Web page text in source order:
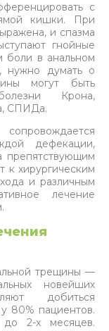
с
кишки. При
и спазма
гнойные
боли в анальном
нужно думать о
могут быть
Крона,
СПИДа.
дефекации,
препятствующим
к хирургическим
и различным
лечение
трещины —
новейших
добиться
80% пациентов.
до 2-х месяцев.